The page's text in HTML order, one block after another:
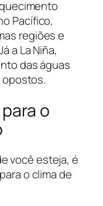
Pacífico,
regiões e
a La Niña,
das águas
o
você esteja, é
o clima de